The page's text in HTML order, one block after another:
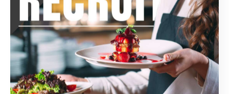
の話題を話す時間を設けることがおすすめです。
信頼を築くコツとしては、参加後の感想共有や次回開催
についてのフィードバックも大切です。これにより、継
続的な関係性が生まれ、より強い地域連携へと発展して
いきます。